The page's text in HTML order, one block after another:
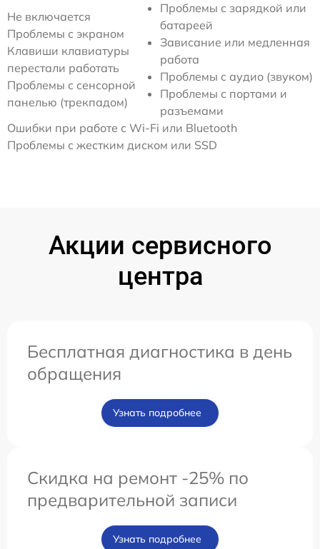
Не включается
Проблемы с экраном
Клавиши клавиатуры
перестали работать
Проблемы с сенсорной
панелью (трекпадом)
Проблемы с зарядкой или
батареей
Зависание или медленная
работа
Проблемы с аудио (звуком)
Проблемы с портами и
разъемами
Ошибки при работе с Wi-Fi или Bluetooth
Проблемы с жестким диском или SSD
Акции сервисного
центра
Бесплатная диагностика в день
обращения
Узнать подробнее
Скидка на ремонт -25% по
предварительной записи
Узнать подробнее